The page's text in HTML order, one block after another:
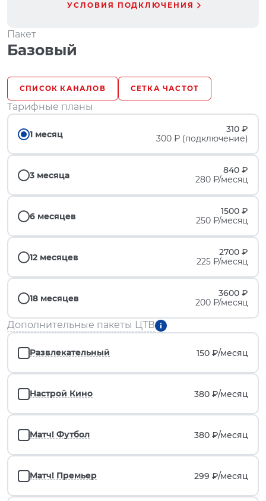
УСЛОВИЯ ПОДКЛЮЧЕНИЯ
Пакет
Базовый
СПИСОК КАНАЛОВ СЕТКА ЧАСТОТ
Тарифные планы
1 месяц
310 ₽
300 ₽ (подключение)
3 месяца
840 ₽
280 ₽/месяц
6 месяцев
1500 ₽
250 ₽/месяц
12 месяцев
2700 ₽
225 ₽/месяц
18 месяцев
3600 ₽
200 ₽/месяц
Дополнительные пакеты ЦТВ
Развлекательный 150 ₽/месяц
Настрой Кино 380 ₽/месяц
Матч! Футбол 380 ₽/месяц
Матч! Премьер 299 ₽/месяц